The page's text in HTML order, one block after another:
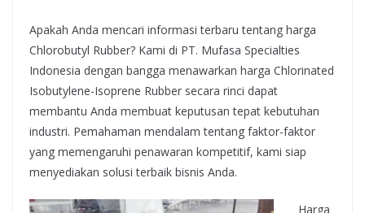
Apakah Anda mencari informasi terbaru tentang harga
Chlorobutyl Rubber? Kami di PT. Mufasa Specialties
Indonesia dengan bangga menawarkan harga Chlorinated
Isobutylene-Isoprene Rubber secara rinci dapat
membantu Anda membuat keputusan tepat kebutuhan
industri. Pemahaman mendalam tentang faktor-faktor
yang memengaruhi penawaran kompetitif, kami siap
menyediakan solusi terbaik bisnis Anda.
Harga